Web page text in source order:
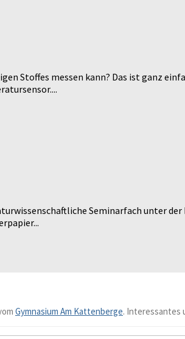
Stoffes messen kann? Das ist ganz
Seminarfach unter
Gymnasium Am Kattenberge. Interessantes